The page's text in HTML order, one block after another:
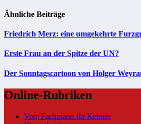
Ähnliche Beiträge
Friedrich Merz: eine umgekehrte
Erste Frau an der Spitze der UN?
Der Sonntagscartoon von Holger
Online-Rubriken
Vom Fachmann für Kenner